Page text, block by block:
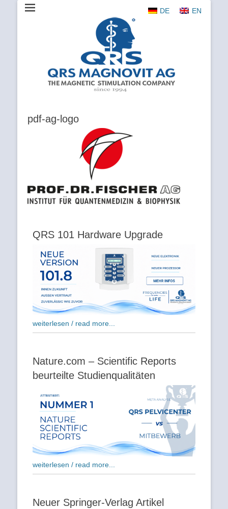
MAGNOVIT
The Magnetic Stimulation Company
DE EN
pdf-ag-logo
QRS 101 Hardware Upgrade
weiterlesen / read more...
Nature.com – Scientific Reports
beurteilte Studienqualitäten
weiterlesen / read more...
Neuer Springer-Verlag Artikel